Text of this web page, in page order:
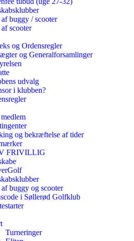
buggy / scooter
scooter
og Ordensregler
og Generalforsamlinger
udvalg
i klubben?
og bekræftelse af tider
FRIVILLIG
buggy og scooter
i Søllerød Golfklub
Turneringer